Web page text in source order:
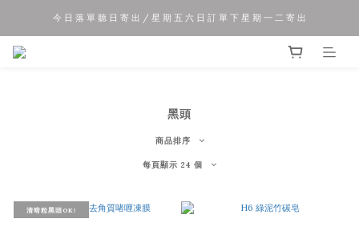
夏 日 優 惠 正 式 開 始!!
今 日 落 單 聽 日 寄 出 / 星 期 五 六 日 訂 單 下 星 期 一 二 寄 出
黑頭
商品排序
每頁顯示 24 個
清暗粒黑頭OK!